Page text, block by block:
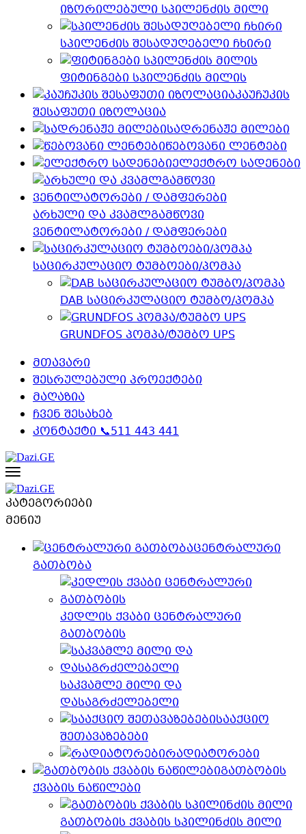
იზორილებული სპილენძის მილი
სპილენძის შესადუღებელი ჩხირი
ფიტინგები სპილენძის მილის
კაუჩუკის
შესაფუთი იზოლაცია
სადრენაჟე მილები
წებოვანი ლენტები
ელექტრო სადენები
არხული და კვამლგამწოვი
ვენტილატორები / დამფერები
საცირკულაციო ტუმბოები/პომპა
DAB საცირკულაციო ტუმბო/პომპა
GRUNDFOS პომპა/ტუმბო UPS
მთავარი
შესრულებული პროექტები
მაღაზია
ჩვენ შესახებ
კონტაქტი 📞511 443 441
კატეგორიები
მენიუ
ცენტრალური
გათბობა
კედლის ქვაბი ცენტრალური
გათბობის
საკვამლე მილი და
დასაგრძელებელი
სააქციო
შეთავაზებები
რადიატორები
გათბობის
ქვაბის ნაწილები
გათბობის ქვაბის სპილინძის მილი